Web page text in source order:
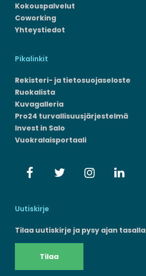
Kokouspalvelut
Coworking
Yhteystiedot
Pikalinkit
Rekisteri- ja tietosuojaseloste
Ruokalista
Kuvagalleria
Pro24 turvallisuusjärjestelmä
Invest in Salo
Vuokralaisportaali
Uutiskirje
Tilaa uutiskirje ja pysy ajan tasalla
Tilaa